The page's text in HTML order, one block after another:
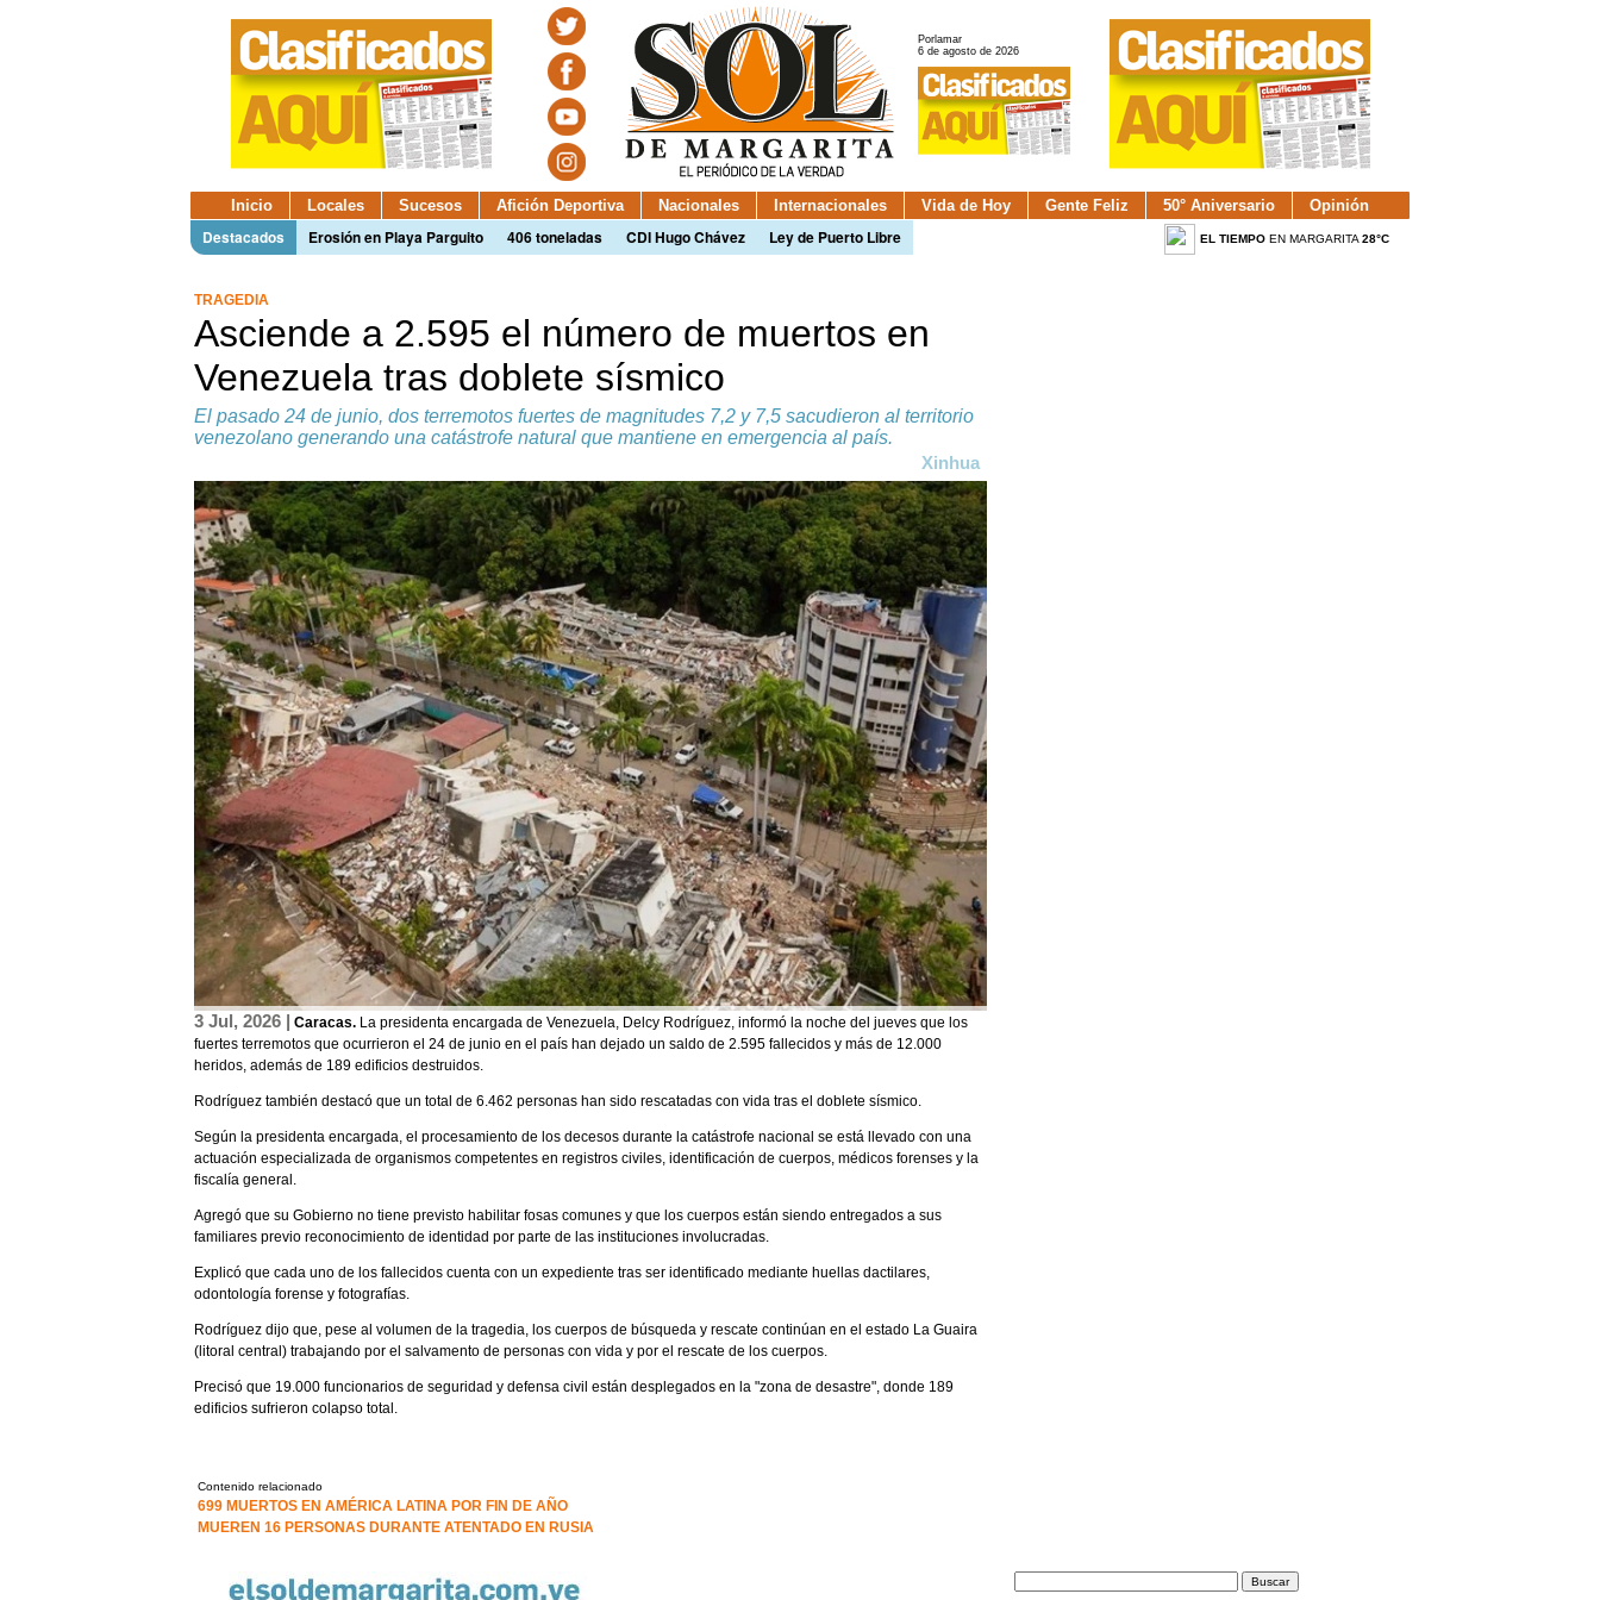
Porlamar
6 de agosto de 2026
Inicio Locales Sucesos Afición Deportiva Nacionales Internacionales Vida de Hoy Gente Feliz 50° Aniversario Opinión
Destacados Erosión en Playa Parguito 406 toneladas CDI Hugo Chávez Ley de Puerto Libre EL TIEMPOEN MARGARITA 28°C
TRAGEDIA
Asciende a 2.595 el número de muertos en
Venezuela tras doblete sísmico
El pasado 24 de junio, dos terremotos fuertes de magnitudes 7,2 y 7,5 sacudieron al territorio
venezolano generando una catástrofe natural que mantiene en emergencia al país.
Xinhua
3 Jul, 2026 | Caracas. La presidenta encargada de Venezuela, Delcy Rodríguez, informó la noche del jueves que los
fuertes terremotos que ocurrieron el 24 de junio en el país han dejado un saldo de 2.595 fallecidos y más de 12.000
heridos, además de 189 edificios destruidos.
Rodríguez también destacó que un total de 6.462 personas han sido rescatadas con vida tras el doblete sísmico.
Según la presidenta encargada, el procesamiento de los decesos durante la catástrofe nacional se está llevado con una
actuación especializada de organismos competentes en registros civiles, identificación de cuerpos, médicos forenses y la
fiscalía general.
Agregó que su Gobierno no tiene previsto habilitar fosas comunes y que los cuerpos están siendo entregados a sus
familiares previo reconocimiento de identidad por parte de las instituciones involucradas.
Explicó que cada uno de los fallecidos cuenta con un expediente tras ser identificado mediante huellas dactilares,
odontología forense y fotografías.
Rodríguez dijo que, pese al volumen de la tragedia, los cuerpos de búsqueda y rescate continúan en el estado La Guaira
(litoral central) trabajando por el salvamento de personas con vida y por el rescate de los cuerpos.
Precisó que 19.000 funcionarios de seguridad y defensa civil están desplegados en la "zona de desastre", donde 189
edificios sufrieron colapso total.
Contenido relacionado
699 MUERTOS EN AMÉRICA LATINA POR FIN DE AÑO
MUEREN 16 PERSONAS DURANTE ATENTADO EN RUSIA